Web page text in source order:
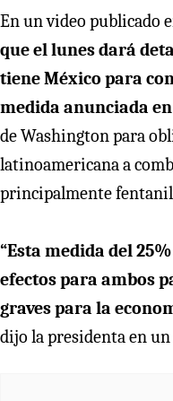
En un video publicado
que el lunes dará
tiene México para
medida anunciada
de Washington para
latinoamericana a
principalmente
“Esta medida del
efectos para ambos
graves para la
dijo la presidenta en